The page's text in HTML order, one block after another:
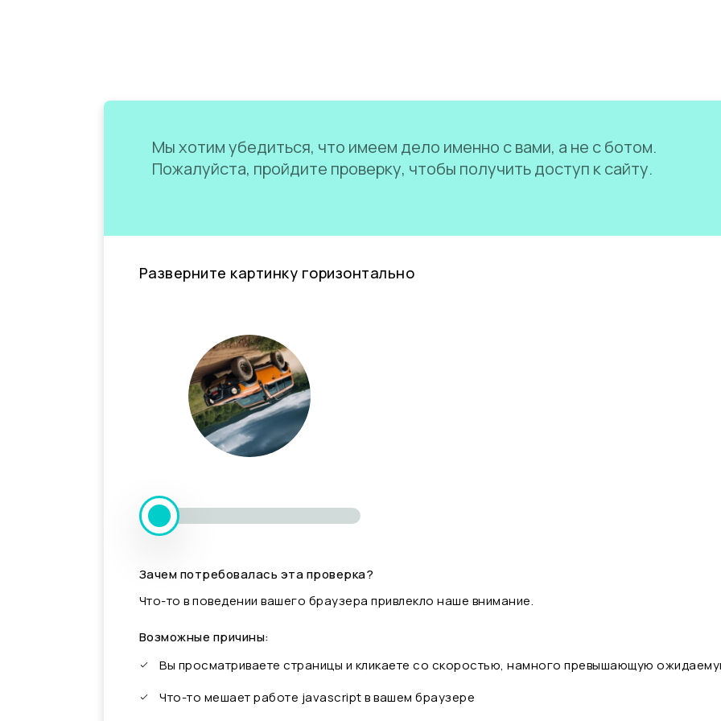
Мы хотим убедиться, что имеем дело именно с вами, а не с ботом.
Пожалуйста, пройдите проверку, чтобы получить доступ к сайту.
Разверните картинку горизонтально
Зачем потребовалась эта проверка?
Что-то в поведении вашего браузера привлекло наше внимание.
Возможные причины:
Вы просматриваете страницы и кликаете со скоростью, намного превышающую
Что-то мешает работе javascript в вашем браузере